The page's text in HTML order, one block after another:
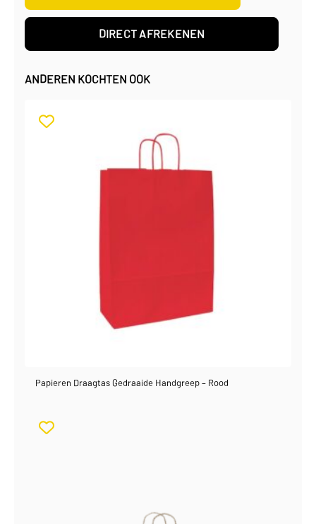
DIRECT AFREKENEN
ANDEREN KOCHTEN OOK
Papieren Draagtas Gedraaide Handgreep – Rood